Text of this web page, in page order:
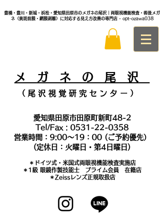
豊橋・豊川・新城・浜松・愛知県田原市のメガネの尾沢｜両眼視機能検査・術後メガ
ネ（黄斑前膜・網膜剥離）に対応する見え方改善の専門店 - opt-ozawa038
メ ガ ネ の 尾 沢
（ 尾 沢 視 覚 研 究 セ ン タ ー ）
愛知県田原市田原町新町48-2
Tel/Fax : 0531-22-0358
営業時間：9:00～19：00 (ご予約優先）
(定休日：火曜日・第4日曜日)
＊​ドイツ式・米国式両眼視機能検査実施店
​＊1級 眼鏡作製技能士 プライム会員 在籍店
＊Zeissレンズ正規取扱店